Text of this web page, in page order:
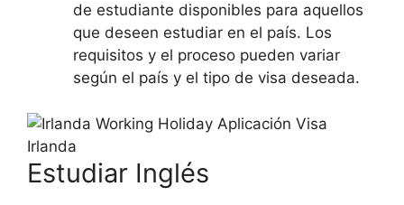
de estudiante disponibles para aquellos
que deseen estudiar en el país. Los
requisitos y el proceso pueden variar
según el país y el tipo de visa deseada.
Estudiar Inglés